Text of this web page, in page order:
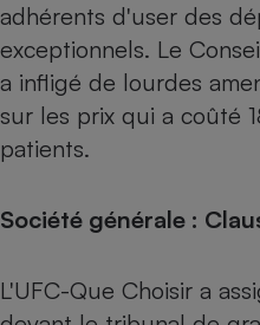
adhérents d'user des
exceptionnels. Le
a infligé de lourdes
sur les prix qui a coûté
patients.
Société générale :
L'UFC-Que Choisir a